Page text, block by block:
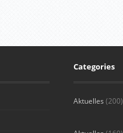
Categories
Aktuelles (200)